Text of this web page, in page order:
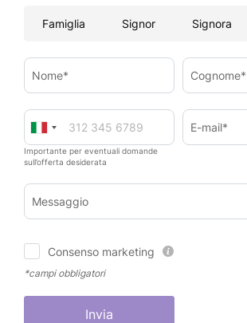
Famiglia Signor Signora
Nome* Cognome*
Importante per eventuali domande
sull’offerta desiderata
E-mail*
Messaggio
Consenso marketing
*campi obbligatori
Invia